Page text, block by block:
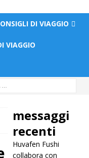
DI VIAGGIO
VIAGGIO
messaggi
recenti
Huvafen Fushi
collabora con